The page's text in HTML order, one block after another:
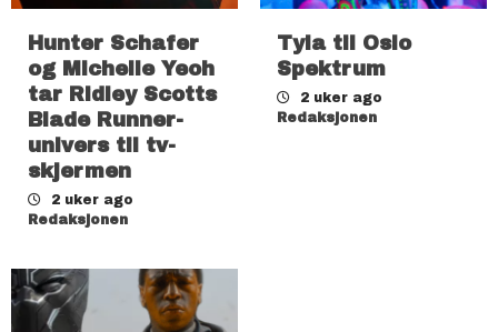
Hunter Schafer
og Michelle Yeoh
tar Ridley Scotts
Blade Runner-
univers til tv-
skjermen
2 uker ago
Redaksjonen
Tyla til Oslo
Spektrum
2 uker ago
Redaksjonen